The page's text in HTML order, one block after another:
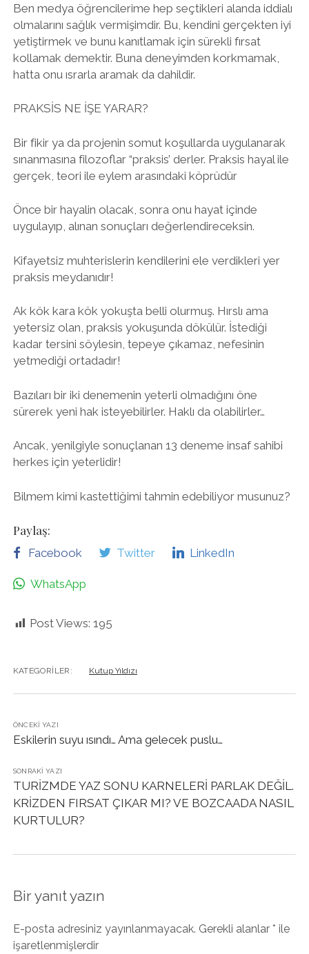
Ben medya öğrencilerime hep seçtikleri alanda iddialı
olmalarını sağlık vermişimdir. Bu, kendini gerçekten iyi
yetiştirmek ve bunu kanıtlamak için sürekli fırsat
kollamak demektir. Buna deneyimden korkmamak,
hatta onu ısrarla aramak da dahildir.
PRAKSİS NE İŞE YARAR?
Bir fikir ya da projenin somut koşullarda uygulanarak
sınanmasına filozoflar “praksis’ derler. Praksis hayal ile
gerçek, teori ile eylem arasındaki köprüdür
Önce bir hayalin olacak, sonra onu hayat içinde
uygulayıp, alınan sonuçları değerlendireceksin.
Kifayetsiz muhterislerin kendilerini ele verdikleri yer
praksis meydanıdır!
Ak kök kara kök yokuşta belli olurmuş. Hırslı ama
yetersiz olan, praksis yokuşunda dökülür. İstediği
kadar tersini söylesin, tepeye çıkamaz, nefesinin
yetmediği ortadadır!
Bazıları bir iki denemenin yeterli olmadığını öne
sürerek yeni hak isteyebilirler. Haklı da olabilirler…
Ancak, yenilgiyle sonuçlanan 13 deneme insaf sahibi
herkes için yeterlidir!
Bilmem kimi kastettiğimi tahmin edebiliyor musunuz?
Paylaş:
Facebook Twitter LinkedIn
WhatsApp
Post Views: 195
KATEGORILER: Kutup Yıldızı
ÖNCEKI YAZI
Eskilerin suyu ısındı… Ama gelecek puslu…
SONRAKI YAZI
TURİZMDE YAZ SONU KARNELERİ PARLAK DEĞİL.
KRİZDEN FIRSAT ÇIKAR MI? VE BOZCAADA NASIL
KURTULUR?
Bir yanıt yazın
E-posta adresiniz yayınlanmayacak. Gerekli alanlar * ile
işaretlenmişlerdir